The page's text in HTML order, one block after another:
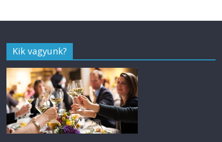
Kik vagyunk?